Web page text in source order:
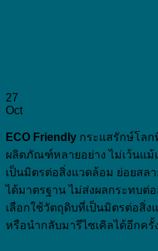
27
Oct
ECO Friendly กระแสรักษ์โล
ผลิตภัณฑ์หลายอย่าง ไม่เว้นแม้
เป็นมิตรต่อสิ่งแวดล้อม ย่อยสล
ได้มาตรฐาน ไม่ส่งผลกระทบต่
เลือกใช้วัตถุดิบที่เป็นมิตรต่อสิ่ง
หรือนำกลับมารีไซเคิลได้อีกครั้